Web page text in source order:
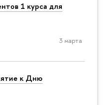
1 курса для
3 марта
к Дню